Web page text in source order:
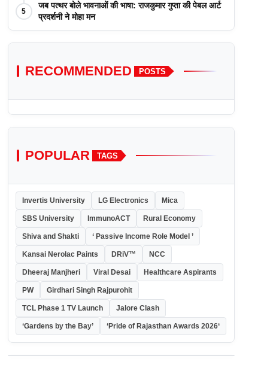
5
जब पत्थर बोले भावनाओं की भाषा: राजकुमार गुप्ता की पेबल आर्ट
प्रदर्शनी ने मोहा मन
RECOMMENDED POSTS
POPULAR TAGS
Invertis University LG Electronics Mica
SBS University ImmunoACT Rural Economy
Shiva and Shakti ‘ Passive Income Role Model ’
Kansai Nerolac Paints DRiV™ NCC
Dheeraj Manjheri Viral Desai Healthcare Aspirants
PW Girdhari Singh Rajpurohit
TCL Phase 1 TV Launch Jalore Clash
‘Gardens by the Bay’ ‘Pride of Rajasthan Awards 2026‘